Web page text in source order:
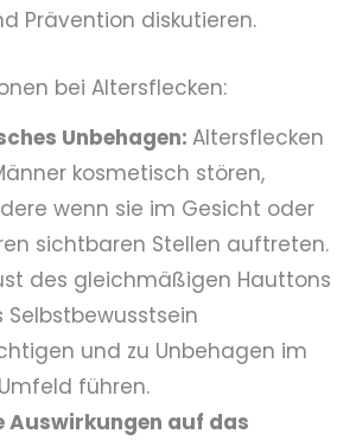
Prävention diskutieren.
bei Altersflecken:
Unbehagen: Altersflecken
kosmetisch stören,
wenn sie im Gesicht oder
sichtbaren Stellen auftreten.
des gleichmäßigen Hauttons
Selbstbewusstsein
und zu Unbehagen im
führen.
Auswirkungen auf das